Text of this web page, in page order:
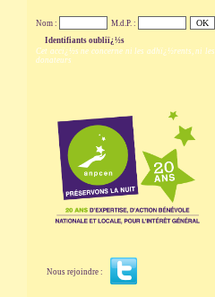
Nom :
M.d.P. :
Identifiants oubliï¿½s
Cet accï¿½s ne concerne ni les adhï¿½rents, ni les
donateurs
Nous rejoindre :